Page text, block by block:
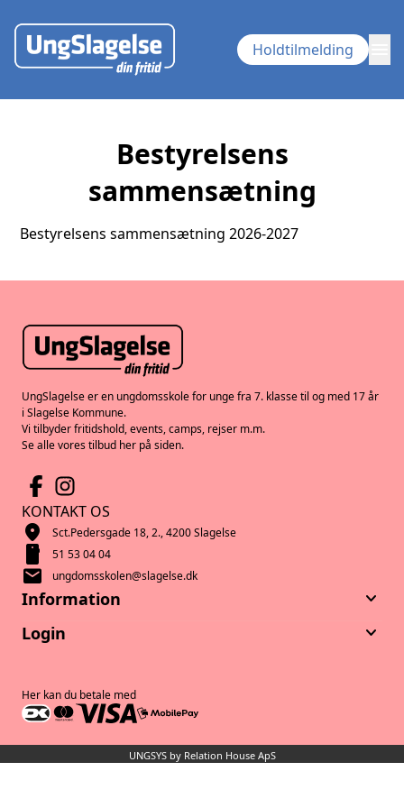
Holdtilmelding
Bestyrelsens
sammensætning
Bestyrelsens sammensætning 2026-2027
UngSlagelse er en ungdomsskole for unge fra 7. klasse til og med 17 år
i Slagelse Kommune.
Vi tilbyder fritidshold, events, camps, rejser m.m.
Se alle vores tilbud her på siden.
KONTAKT OS
location_on Sct.Pedersgade 18, 2., 4200 Slagelse
smartphone 51 53 04 04
mail ungdomsskolen@slagelse.dk
Information keyboard_arrow_down
Login keyboard_arrow_down
Her kan du betale med
UNGSYS by Relation House ApS